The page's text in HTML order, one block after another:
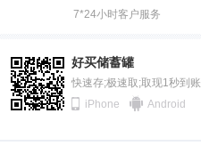
7*24小时客户服务
好买储蓄罐
快速存;极速取;取现1秒到账
iPhone
Android